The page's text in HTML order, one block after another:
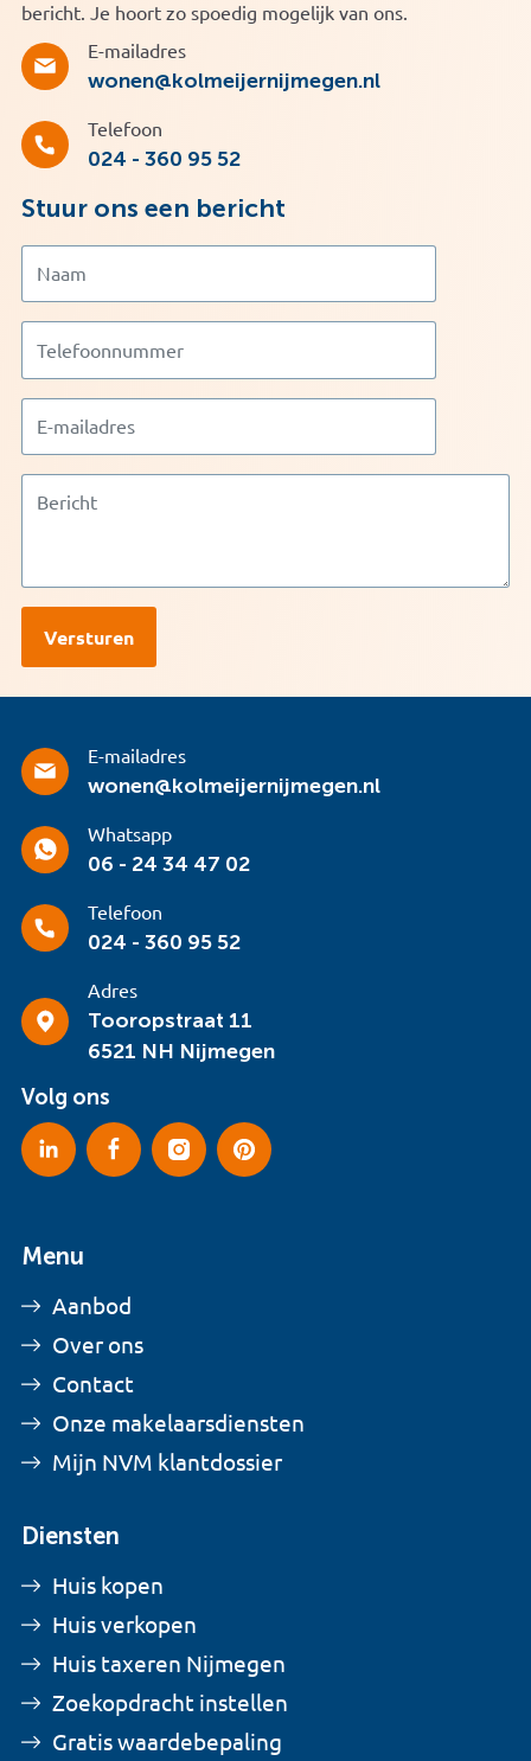
bericht. Je hoort zo spoedig mogelijk van ons.
E-mailadres
wonen@kolmeijernijmegen.nl
Telefoon
024 - 360 95 52
Stuur ons een bericht
E-mailadres
wonen@kolmeijernijmegen.nl
Whatsapp
06 - 24 34 47 02
Telefoon
024 - 360 95 52
Adres
Tooropstraat 11
6521 NH Nijmegen
Volg ons
Menu
Aanbod
Over ons
Contact
Onze makelaarsdiensten
Mijn NVM klantdossier
Diensten
Huis kopen
Huis verkopen
Huis taxeren Nijmegen
Zoekopdracht instellen
Gratis waardebepaling